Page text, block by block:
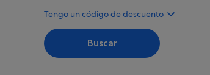
Tengo un código de descuento
Buscar